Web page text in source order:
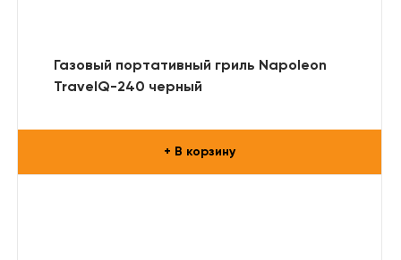
Газовый портативный гриль Napoleon
TravelQ-240 черный
+ В корзину